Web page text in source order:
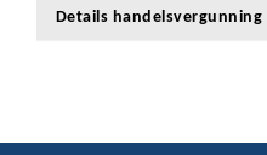
Details handelsvergunning